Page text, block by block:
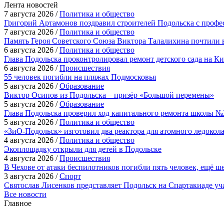
Лента новостей
7 августа 2026 /Политика и общество
Григорий Артамонов поздравил строителей Подольска с
7 августа 2026 /Политика и общество
Память Героя Советского Союза Виктора Талалихина почтили
6 августа 2026 /Политика и общество
Глава Подольска проконтролировал ремонт детского сада на
6 августа 2026 /Происшествия
55 человек погибли на пляжах Подмосковья
5 августа 2026 /Образование
Виктор Осипов из Подольска – призёр «Большой перемены»
5 августа 2026 /Образование
Глава Подольска проверил ход капитального ремонта школы
5 августа 2026 /Политика и общество
«ЗиО-Подольск» изготовил два реактора для атомного
4 августа 2026 /Политика и общество
Экоплощадку открыли для детей в Подольске
4 августа 2026 /Происшествия
В Чехове от атаки беспилотников погибли пять человек, ещё
3 августа 2026 /Спорт
Святослав Лисенков представляет Подольск на Спартакиаде
Все новости
Главное